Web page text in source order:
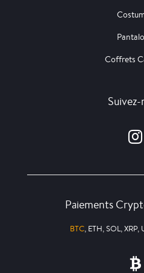
Coffrets
Suivez-
Paiements
BTC, ETH, SOL,